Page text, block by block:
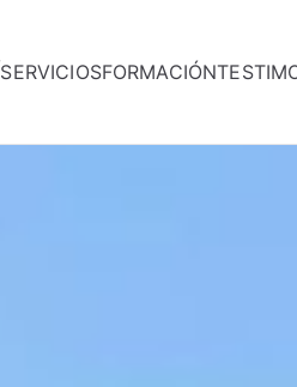
SERVICIOSFORMACIÓN